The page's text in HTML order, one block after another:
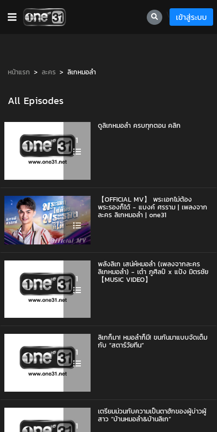
เข้าสู่ระบบ
หน้าแรก ละคร ลิเกหมอลำ
All Episodes
1
ดูลิเกหมอลำ ครบทุกตอน คลิก
1
【OFFICIAL MV】 พระเอกไม่ต้อง
พระรองก็ได้ - แบงค์ ศรราม | เพลงจาก
ละคร ลิเกหมอลำ | one31
1
พลังลิเก เสน่ห์หมอลำ (เพลงจากละคร
ลิเกหมอลำ) - เต๋า ภูศิลป์ x แป้ง มิตรชัย
【MUSIC VIDEO】
1
ลิเกก็มา! หมอลำก็มี! ขนกันมาแบบจัดเต็ม
กับ “สตาร์วัยทีน”
1
เตรียมม่วนกับความเป็นตาฮักของผู้บ่าวผู้
สาว “บ้านหมอลำ&บ้านลิเก”